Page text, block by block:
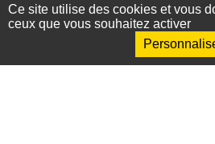
Ce site utilise des cookies et vous
ceux que vous souhaitez activer
greffe/